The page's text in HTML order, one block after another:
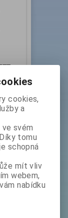
pro
v cm
389 Kč
28 %
279 Kč
cookies,
a
svém
tomu
schopná
mít vliv
webem,
nabídku